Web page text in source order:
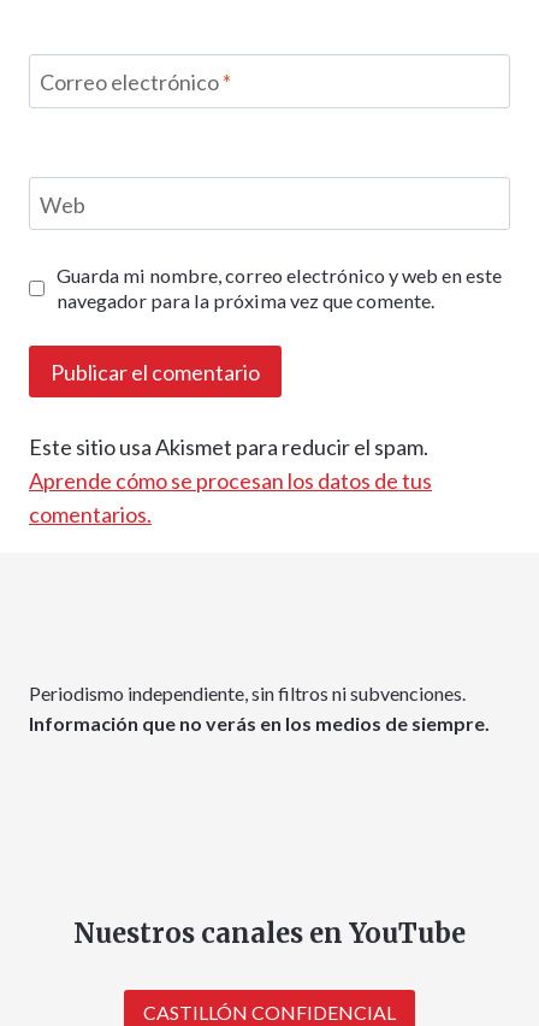
Correo electrónico*
Web
Guarda mi nombre, correo electrónico y web en este
navegador para la próxima vez que comente.
Este sitio usa Akismet para reducir el spam.
Aprende cómo se procesan los datos de tus
comentarios.
Periodismo independiente, sin filtros ni subvenciones.
Información que no verás en los medios de siempre.
Nuestros canales en YouTube
CASTILLÓN CONFIDENCIAL